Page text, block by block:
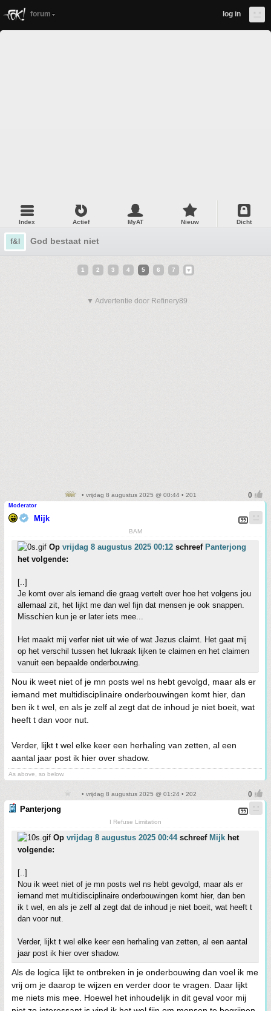
forum log in
Index Actief MyAT Nieuw Dicht
f&l God bestaat niet
1 2 3 4 5 6 7
▼ Advertentie door Refinery89
• vrijdag 8 augustus 2025 @ 00:44 • 201
Moderator
Mijk
BAM
Op vrijdag 8 augustus 2025 00:12 schreef Panterjong
het volgende:
[..]
Je komt over als iemand die graag vertelt over hoe het volgens jou
allemaal zit, het lijkt me dan wel fijn dat mensen je ook snappen.
Misschien kun je er later iets mee...
Het maakt mij verfer niet uit wie of wat Jezus claimt. Het gaat mij
op het verschil tussen het lukraak lijken te claimen en het claimen
vanuit een bepaalde onderbouwing.
Nou ik weet niet of je mn posts wel ns hebt gevolgd, maar als er
iemand met multidisciplinaire onderbouwingen komt hier, dan
ben ik t wel, en als je zelf al zegt dat de inhoud je niet boeit, wat
heeft t dan voor nut.
Verder, lijkt t wel elke keer een herhaling van zetten, al een
aantal jaar post ik hier over shadow.
As above, so below.
• vrijdag 8 augustus 2025 @ 01:24 • 202
Panterjong
I Refuse Limitation
Op vrijdag 8 augustus 2025 00:44schreef Mijk het
volgende:
[..]
Nou ik weet niet of je mn posts wel ns hebt gevolgd, maar als er
iemand met multidisciplinaire onderbouwingen komt hier, dan ben
ik t wel, en als je zelf al zegt dat de inhoud je niet boeit, wat heeft t
dan voor nut.
Verder, lijkt t wel elke keer een herhaling van zetten, al een aantal
jaar post ik hier over shadow.
Als de logica lijkt te ontbreken in je onderbouwing dan voel ik me
vrij om je daarop te wijzen en verder door te vragen. Daar lijkt
me niets mis mee. Hoewel het inhoudelijk in dit geval voor mij